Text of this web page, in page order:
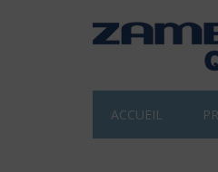
ACCUEIL